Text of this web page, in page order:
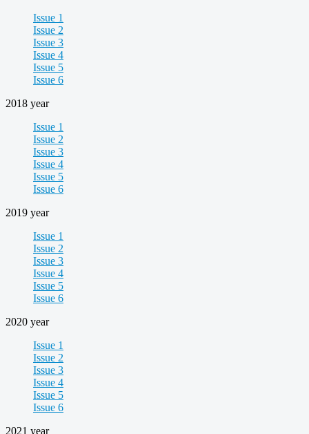
Issue 1
Issue 2
Issue 3
Issue 4
Issue 5
Issue 6
2018 year
Issue 1
Issue 2
Issue 3
Issue 4
Issue 5
Issue 6
2019 year
Issue 1
Issue 2
Issue 3
Issue 4
Issue 5
Issue 6
2020 year
Issue 1
Issue 2
Issue 3
Issue 4
Issue 5
Issue 6
2021 year